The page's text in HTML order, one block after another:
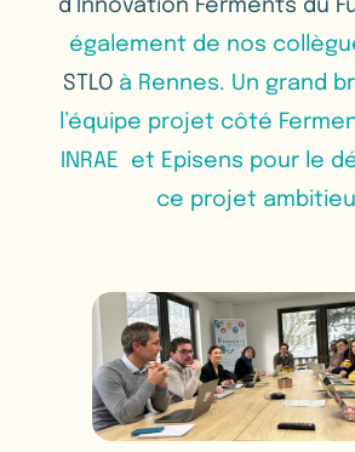
d’Innovation Ferments du
également de nos
STLO à Rennes. Un grand
l’équipe projet côté
INRAE et Episens pour le
ce projet